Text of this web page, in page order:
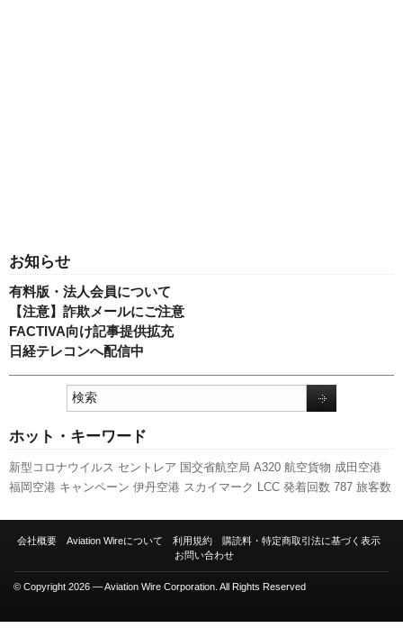
お知らせ
有料版・法人会員について
【注意】詐欺メールにご注意
FACTIVA向け記事提供拡充
日経テレコンへ配信中
ホット・キーワード
新型コロナウイルス セントレア 国交省航空局 A320 航空貨物 成田空港
福岡空港 キャンペーン 伊丹空港 スカイマーク LCC 発着回数 787 旅客数
アビエーション 777 先週の注目記事 関西空港 日本航空 スターフライヤ
会社概要 Aviation Wireについて 利用規約
購読料・特定商取引法に基づく表示
お問い合わせ
© Copyright 2026 — Aviation Wire Corporation. All Rights Reserved